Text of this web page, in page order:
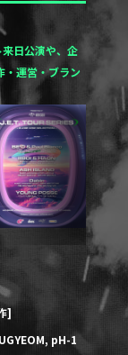
日公演や、企
・運営・ブラン
]
, pH-1